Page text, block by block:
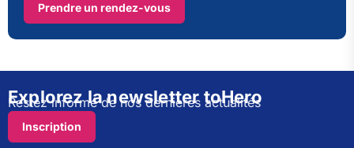
Prendre un rendez-vous
Explorez la newsletter toHero
Restez informé de nos dernières actualités
Inscription